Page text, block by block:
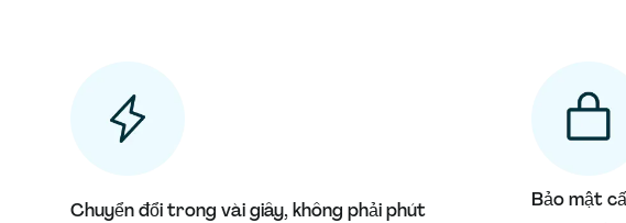
Chuyển đổi trong vài giây, không phải phút Bảo mật